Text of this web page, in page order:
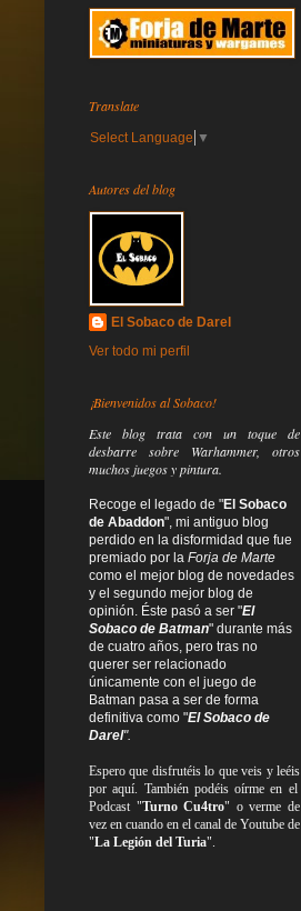
Translate
Select Language ▼
Autores del blog
El Sobaco de Darel
Ver todo mi perfil
¡Bienvenidos al Sobaco!
Este blog trata con un toque de
desbarre sobre Warhammer, otros
muchos juegos y pintura.
Recoge el legado de "El Sobaco
de Abaddon", mi antiguo blog
perdido en la disformidad que fue
premiado por la Forja de Marte
como el mejor blog de novedades
y el segundo mejor blog de
opinión. Éste pasó a ser "El
Sobaco de Batman" durante más
de cuatro años, pero tras no
querer ser relacionado
únicamente con el juego de
Batman pasa a ser de forma
definitiva como "El Sobaco de
Darel".
Espero que disfrutéis lo queveis yleéis
por aquí. También podéis oírme en el
Podcast "Turno Cu4tro" o verme de
vez en cuando en el canal de Youtube de
"La Legión del Turia".